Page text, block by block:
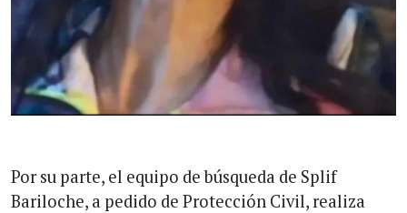
Por su parte, el equipo de búsqueda de Splif
Bariloche, a pedido de Protección Civil, realiza